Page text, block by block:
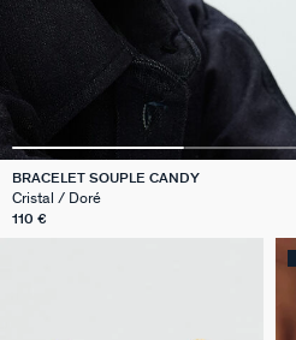
BRACELET SOUPLE CANDY
Cristal / Doré
110 €